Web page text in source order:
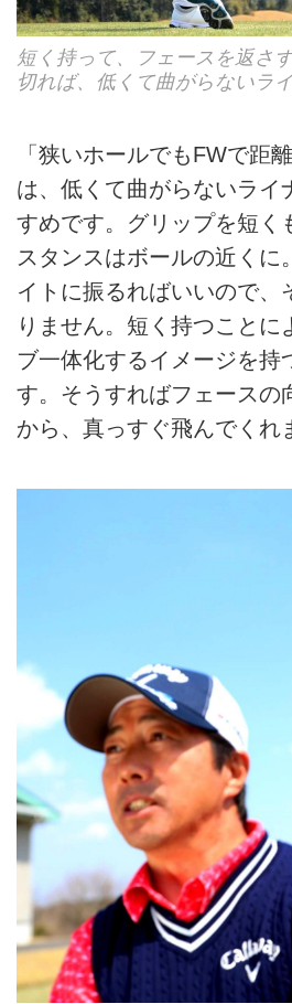
短く持って、フェースを返さ
切れば、低くて曲がらないラ
「狭いホールでもFWで距
は、低くて曲がらないライ
すめです。グリップを短く
スタンスはボールの近くに
イトに振るればいいので、
りません。短く持つことに
ブ一体化するイメージを持
す。そうすればフェースの
から、真っすぐ飛んでくれ